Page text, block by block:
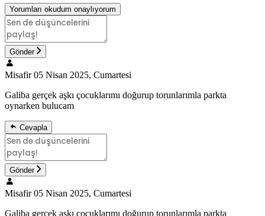
Yorumları okudum onaylıyorum
Gönder
Misafir 05 Nisan 2025, Cumartesi
Galiba gerçek aşkı çocuklarımı doğurup torunlarımla parkta
oynarken bulucam
Cevapla
Gönder
Misafir 05 Nisan 2025, Cumartesi
Galiba gerçek aşkı çocuklarımı doğurup torunlarımla parkta